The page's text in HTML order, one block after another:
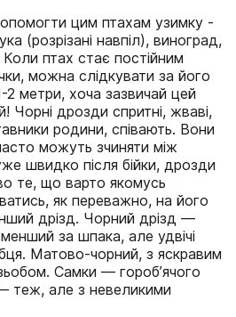
цим птахам узимку -
(розрізані навпіл), виноград,
птах стає постійним
можна слідкувати за його
2 метри, хоча зазвичай цей
дрозди спритні, жваві,
родини, співають. Вони
можуть зчиняти між
швидко після бійки, дрозди
те, що варто якомусь
як переважно, на його
дрізд. Чорний дрізд —
за шпака, але удвічі
Матово-чорний, з яскравим
Самки — гороб’ячого
теж, але з невеликими